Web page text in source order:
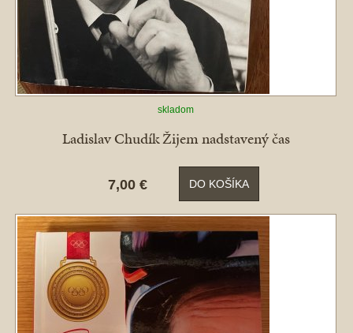
skladom
Ladislav Chudík Žijem nadstavený čas
7,00 € DO KOŠÍKA